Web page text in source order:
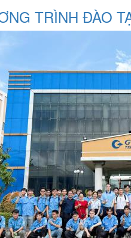
TRÌNH ĐÀO